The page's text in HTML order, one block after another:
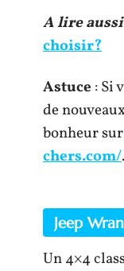
A lire
choisir?
Astuce : Si
de
bonheur sur
chers.com/.
Jeep
Un 4×4